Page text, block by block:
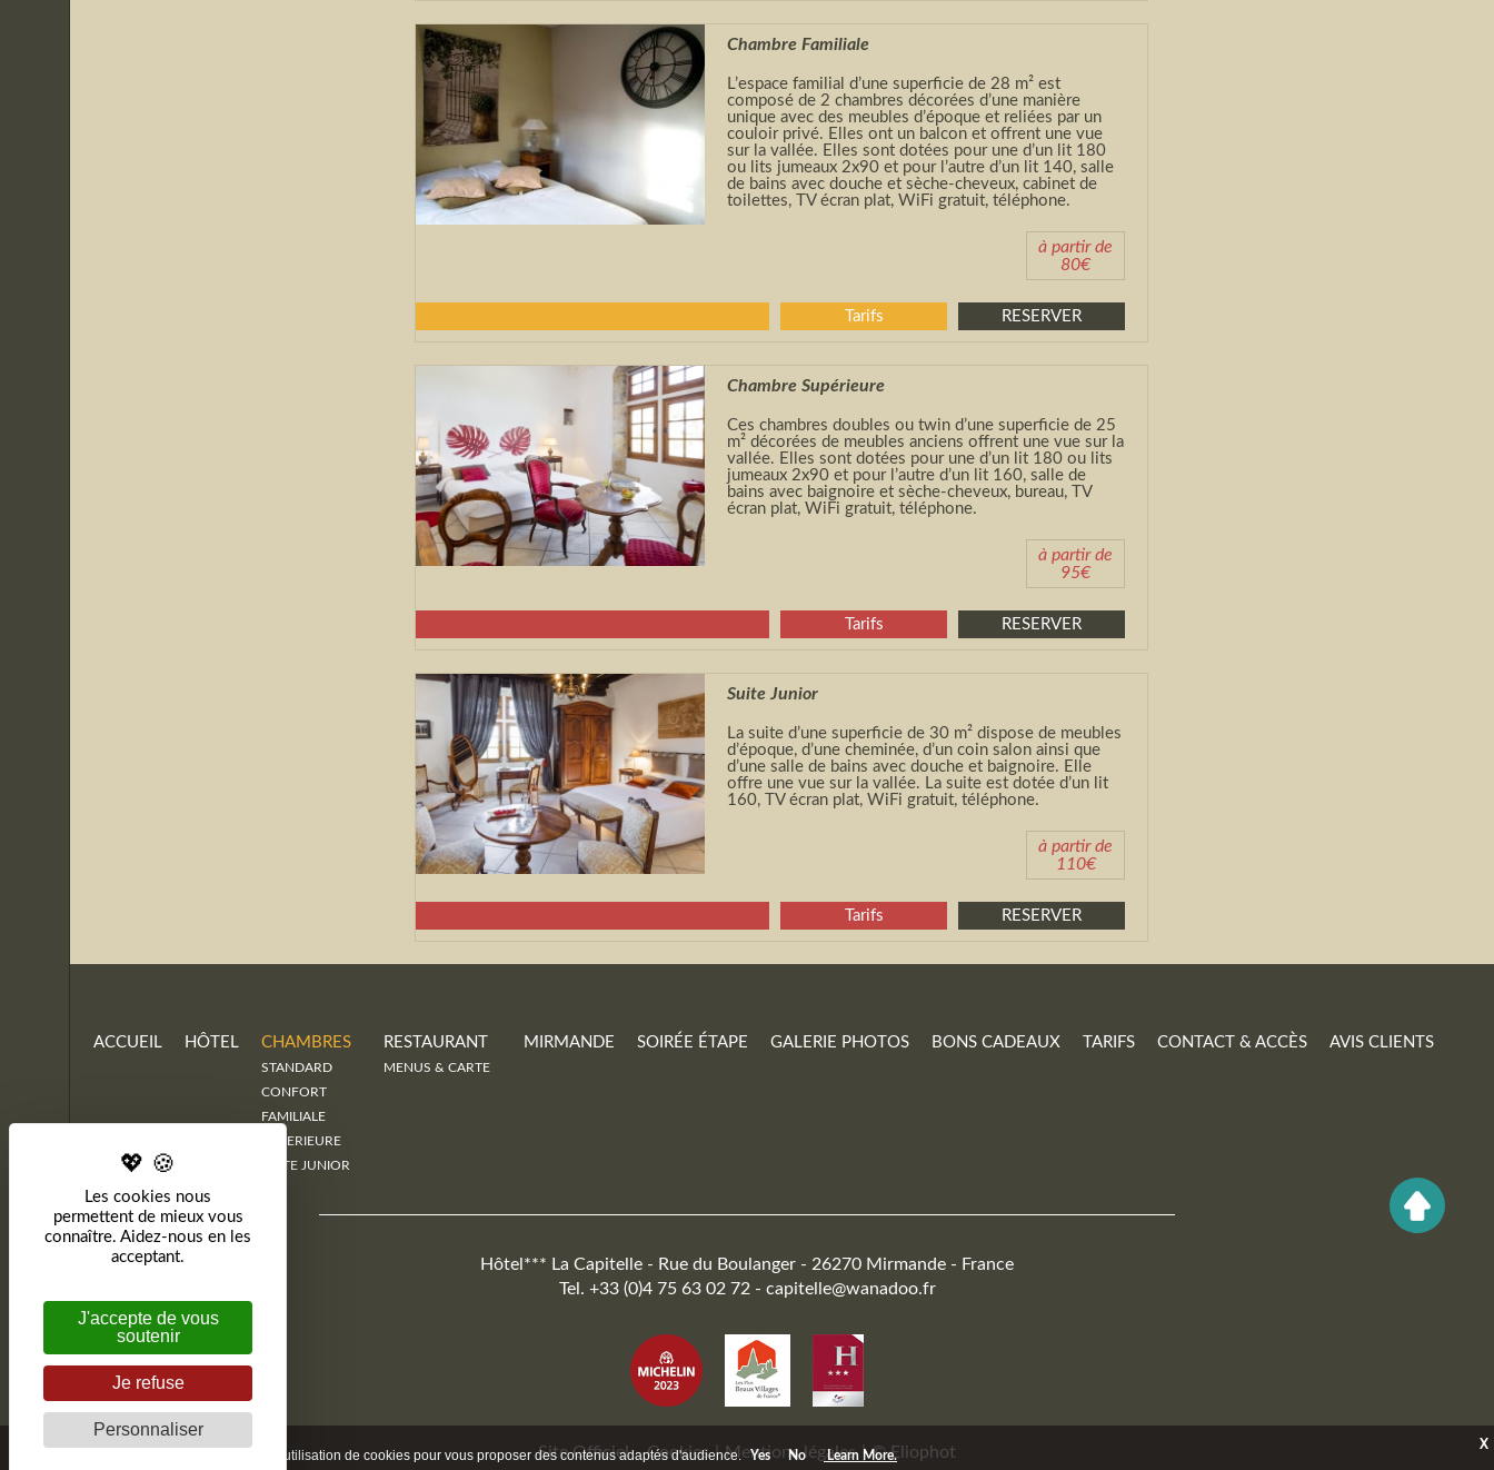
En poursuivant la navigation, vous acceptez l'utilisation de cookies pour vous proposer des contenus adaptés d'audience. Yes No Learn More.
X
Chambre Familiale
L’espace familial d’une superficie de 28 m² est
composé de 2 chambres décorées d’une manière
unique avec des meubles d’époque et reliées par un
couloir privé. Elles ont un balcon et offrent une vue
sur la vallée. Elles sont dotées pour une d’un lit 180
ou lits jumeaux 2x90 et pour l’autre d’un lit 140, salle
de bains avec douche et sèche-cheveux, cabinet de
toilettes, TV écran plat, WiFi gratuit, téléphone.
à partir de
80€
Tarifs RESERVER
Chambre Supérieure
Ces chambres doubles ou twin d’une superficie de 25
m² décorées de meubles anciens offrent une vue sur la
vallée. Elles sont dotées pour une d’un lit 180 ou lits
jumeaux 2x90 et pour l’autre d’un lit 160, salle de
bains avec baignoire et sèche-cheveux, bureau, TV
écran plat, WiFi gratuit, téléphone.
à partir de
95€
Tarifs RESERVER
Suite Junior
La suite d’une superficie de 30 m² dispose de meubles
d’époque, d’une cheminée, d’un coin salon ainsi que
d’une salle de bains avec douche et baignoire. Elle
offre une vue sur la vallée. La suite est dotée d’un lit
160, TV écran plat, WiFi gratuit, téléphone.
à partir de
110€
Tarifs RESERVER
ACCUEIL HÔTEL CHAMBRES
STANDARD
CONFORT
FAMILIALE
SUPERIEURE
SUITE JUNIOR
RESTAURANT
MENUS & CARTE
MIRMANDE SOIRÉE ÉTAPE GALERIE PHOTOS BONS CADEAUX TARIFS CONTACT & ACCÈS AVIS CLIENTS
Hôtel*** La Capitelle - Rue du Boulanger - 26270 Mirmande - France
Tel. +33 (0)4 75 63 02 72 - capitelle@wanadoo.fr
Site Officiel - Cookies | Mentions légales | © Eliophot
Les cookies nous
permettent de mieux vous
connaître. Aidez-nous en les
acceptant.
J'accepte de vous
soutenir
Je refuse
Personnaliser